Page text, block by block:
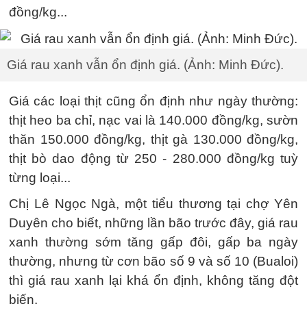
đồng/kg...
Giá rau xanh vẫn ổn định giá. (Ảnh: Minh Đức).
Giá các loại thịt cũng ổn định như ngày thường:
thịt heo ba chỉ, nạc vai là 140.000 đồng/kg, sườn
thăn 150.000 đồng/kg, thịt gà 130.000 đồng/kg,
thịt bò dao động từ 250 - 280.000 đồng/kg tuỳ
từng loại...
Chị Lê Ngọc Ngà, một tiểu thương tại chợ Yên
Duyên cho biết, những lần bão trước đây, giá rau
xanh thường sớm tăng gấp đôi, gấp ba ngày
thường, nhưng từ cơn bão số 9 và số 10 (Bualoi)
thì giá rau xanh lại khá ổn định, không tăng đột
biến.